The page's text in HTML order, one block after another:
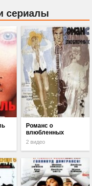
сериалы
Романс о
влюбленных
2 видео